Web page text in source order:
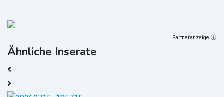
Partneranzeige ⓘ
Ähnliche Inserate